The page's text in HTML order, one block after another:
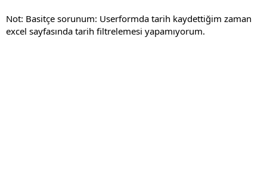
Not: Basitçe sorunum: Userformda tarih kaydettiğim zaman
excel sayfasında tarih filtrelemesi yapamıyorum.